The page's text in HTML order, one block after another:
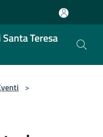
Teresa
>